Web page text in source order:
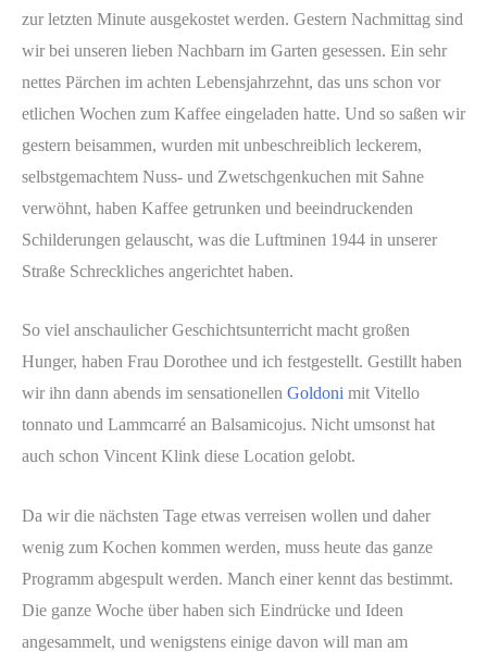
zur letzten Minute ausgekostet werden. Gestern Nachmittag sind
wir bei unseren lieben Nachbarn im Garten gesessen. Ein sehr
nettes Pärchen im achten Lebensjahrzehnt, das uns schon vor
etlichen Wochen zum Kaffee eingeladen hatte. Und so saßen wir
gestern beisammen, wurden mit unbeschreiblich leckerem,
selbstgemachtem Nuss- und Zwetschgenkuchen mit Sahne
verwöhnt, haben Kaffee getrunken und beeindruckenden
Schilderungen gelauscht, was die Luftminen 1944 in unserer
Straße Schreckliches angerichtet haben.
So viel anschaulicher Geschichtsunterricht macht großen
Hunger, haben Frau Dorothee und ich festgestellt. Gestillt haben
wir ihn dann abends im sensationellen Goldoni mit Vitello
tonnato und Lammcarré an Balsamicojus. Nicht umsonst hat
auch schon Vincent Klink diese Location gelobt.
Da wir die nächsten Tage etwas verreisen wollen und daher
wenig zum Kochen kommen werden, muss heute das ganze
Programm abgespult werden. Manch einer kennt das bestimmt.
Die ganze Woche über haben sich Eindrücke und Ideen
angesammelt, und wenigstens einige davon will man am